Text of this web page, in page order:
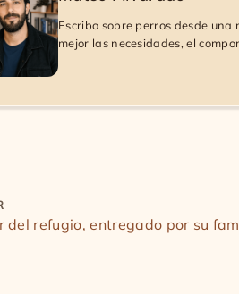
Escribo sobre perros desde
mejor las necesidades, el
del refugio, entregado por su